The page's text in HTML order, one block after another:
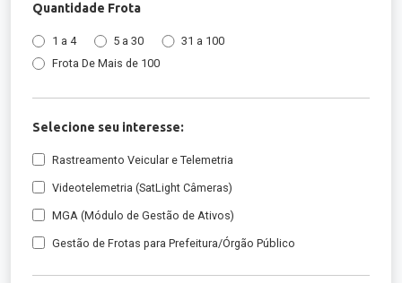
Quantidade Frota
1 a 4 5 a 30
31 a 100
Frota De Mais de 100
Selecione seu interesse:
Rastreamento Veicular e Telemetria
Videotelemetria (SatLight Câmeras)
MGA (Módulo de Gestão de Ativos)
Gestão de Frotas para Prefeitura/Órgão Público